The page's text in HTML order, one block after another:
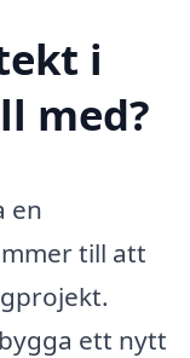
i
med?
en
till att
ett nytt